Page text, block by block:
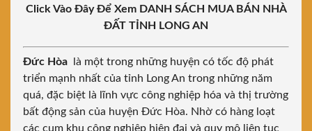
Click Vào Đây Để Xem DANH SÁCH MUA BÁN NHÀ
ĐẤT TỈNH LONG AN
Đức Hòa
là một trong những huyện có tốc độ phát
triển mạnh nhất của tỉnh Long An trong những năm
quá, đặc biệt là lĩnh vực công nghiệp hóa và thị trường
bất động sản của huyện Đức Hòa. Nhờ có hàng loạt
các cụm khu công nghiệp hiện đại và quy mô liên tục